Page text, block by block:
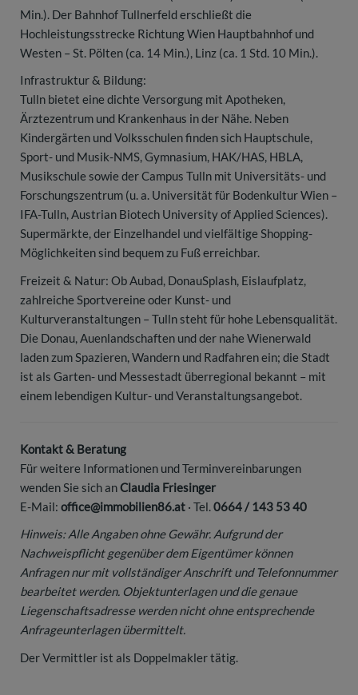
Min.). Der Bahnhof Tullnerfeld erschließt die
Hochleistungsstrecke Richtung Wien Hauptbahnhof und
Westen – St. Pölten (ca. 14 Min.), Linz (ca. 1 Std. 10 Min.).
Infrastruktur & Bildung:
Tulln bietet eine dichte Versorgung mit Apotheken,
Ärztezentrum und Krankenhaus in der Nähe. Neben
Kindergärten und Volksschulen finden sich Hauptschule,
Sport- und Musik-NMS, Gymnasium, HAK/HAS, HBLA,
Musikschule sowie der Campus Tulln mit Universitäts- und
Forschungszentrum (u. a. Universität für Bodenkultur Wien –
IFA-Tulln, Austrian Biotech University of Applied Sciences).
Supermärkte, der Einzelhandel und vielfältige Shopping-
Möglichkeiten sind bequem zu Fuß erreichbar.
Freizeit & Natur: Ob Aubad, DonauSplash, Eislaufplatz,
zahlreiche Sportvereine oder Kunst- und
Kulturveranstaltungen – Tulln steht für hohe Lebensqualität.
Die Donau, Auenlandschaften und der nahe Wienerwald
laden zum Spazieren, Wandern und Radfahren ein; die Stadt
ist als Garten- und Messestadt überregional bekannt – mit
einem lebendigen Kultur- und Veranstaltungsangebot.
Kontakt & Beratung
Für weitere Informationen und Terminvereinbarungen
wenden Sie sich anClaudia Friesinger
E-Mail: office@immobilien86.at · Tel.0664 / 143 53 40
Hinweis: Alle Angaben ohne Gewähr. Aufgrund der
Nachweispflicht gegenüber dem Eigentümer können
Anfragen nur mit vollständiger Anschrift und Telefonnummer
bearbeitet werden. Objektunterlagen und die genaue
Liegenschaftsadresse werden nicht ohne entsprechende
Anfrageunterlagen übermittelt.
Der Vermittler ist als Doppelmakler tätig.